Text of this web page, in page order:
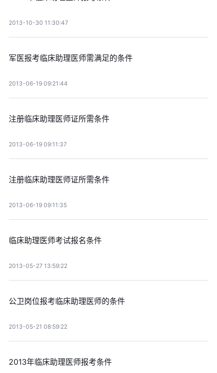
2013-10-30 11:30:47
军医报考临床助理医师需满足的条件
2013-06-19 09:21:44
注册临床助理医师证所需条件
2013-06-19 09:11:37
注册临床助理医师证所需条件
2013-06-19 09:11:35
临床助理医师考试报名条件
2013-05-27 13:59:22
公卫岗位报考临床助理医师的条件
2013-05-21 08:59:22
2013年临床助理医师报考条件